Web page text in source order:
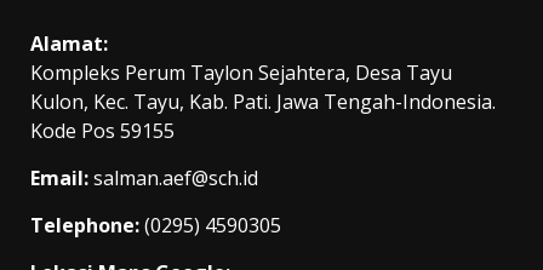
Alamat:
Kompleks Perum Taylon Sejahtera, Desa Tayu
Kulon, Kec. Tayu, Kab. Pati. Jawa Tengah-Indonesia.
Kode Pos 59155
Email:salman.aef@sch.id
Telephone:(0295) 4590305